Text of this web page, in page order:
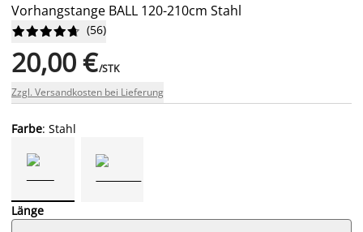
Vorhangstange BALL 120-210cm Stahl





 (56)
20,00 €/STK
Zzgl. Versandkosten bei Lieferung
Farbe: Stahl
Länge